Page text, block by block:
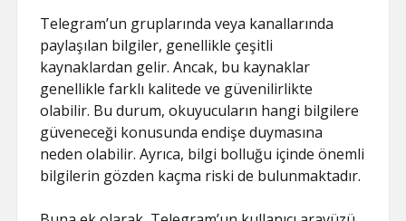
Telegram’un gruplarında veya kanallarında
paylaşılan bilgiler, genellikle çeşitli
kaynaklardan gelir. Ancak, bu kaynaklar
genellikle farklı kalitede ve güvenilirlikte
olabilir. Bu durum, okuyucuların hangi bilgilere
güveneceği konusunda endişe duymasına
neden olabilir. Ayrıca, bilgi bolluğu içinde önemli
bilgilerin gözden kaçma riski de bulunmaktadır.